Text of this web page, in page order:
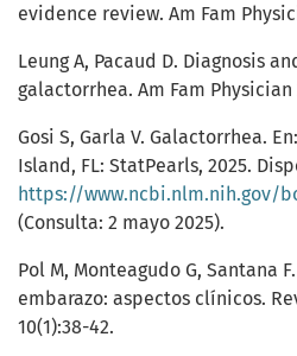
evidence review. Am Fam
Leung A, Pacaud D. Diagnosis
galactorrhea. Am Fam Physician
Gosi S, Garla V. Galactorrhea.
Island, FL: StatPearls, 2025.
https://www.ncbi.nlm.nih.gov/
(Consulta: 2 mayo 2025).
Pol M, Monteagudo G, Santana
embarazo: aspectos clínicos.
10(1):38-42.